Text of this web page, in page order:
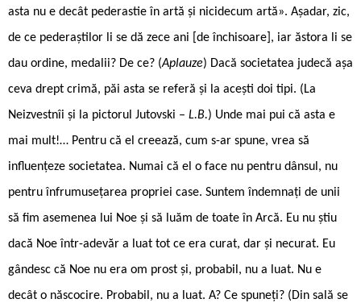
asta nu e decât pederastie în artă și nicidecum artă». Așadar, zic,
de ce pederaștilor li se dă zece ani [de închisoare], iar ăstora li se
dau ordine, medalii? De ce? (Aplauze) Dacă societatea judecă așa
ceva drept crimă, păi asta se referă și la acești doi tipi. (La
Neizvestnîi și la pictorul Jutovski – L.B.) Unde mai pui că asta e
mai mult!… Pentru că el creează, cum s-ar spune, vrea să
influențeze societatea. Numai că el o face nu pentru dânsul, nu
pentru înfrumusețarea propriei case. Suntem îndemnați de unii
să fim asemenea lui Noe și să luăm de toate în Arcă. Eu nu știu
dacă Noe într-adevăr a luat tot ce era curat, dar și necurat. Eu
gândesc că Noe nu era om prost și, probabil, nu a luat. Nu e
decât o născocire. Probabil, nu a luat. A? Ce spuneți? (Din sală se